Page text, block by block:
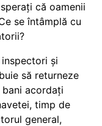
că oamenii
se întâmplă cu
și
să returneze
acordați
timp de
general,